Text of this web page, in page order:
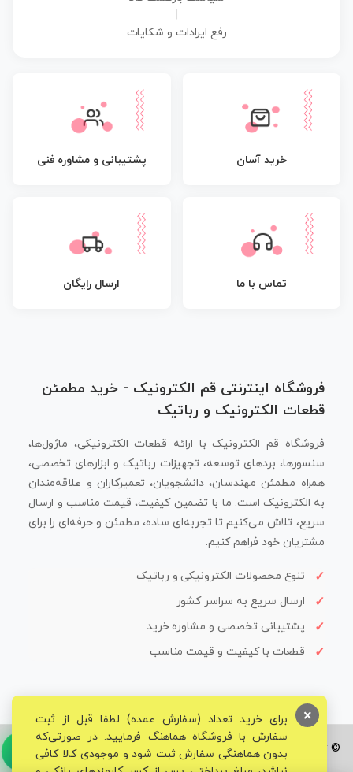
رفع ایرادات و شکایات
خرید آسان پشتیبانی و مشاوره فنی
تماس با ما ارسال رایگان
فروشگاه اینترنتی قم الکترونیک - خرید مطمئن
قطعات الکترونیک و رباتیک
فروشگاه قم الکترونیک با ارائه قطعات الکترونیکی، ماژول‌ها،
سنسورها، بردهای توسعه، تجهیزات رباتیک و ابزارهای تخصصی،
همراه مطمئن مهندسان، دانشجویان، تعمیرکاران و علاقه‌مندان
به الکترونیک است. ما با تضمین کیفیت، قیمت مناسب و ارسال
سریع، تلاش می‌کنیم تا تجربه‌ای ساده، مطمئن و حرفه‌ای را برای
مشتریان خود فراهم کنیم.
تنوع محصولات الکترونیکی و رباتیک
ارسال سریع به سراسر کشور
پشتیبانی تخصصی و مشاوره خرید
قطعات با کیفیت و قیمت مناسب
© تمامی حقوق برای فروشگاه تخصصی قم الکترونیک محفوظ می‌باشد.
برای خرید تعداد (سفارش عمده) لطفا قبل از ثبت
سفارش با فروشگاه هماهنگ فرمایید. در صورتی‌که
بدون هماهنگی سفارش ثبت شود و موجودی کالا کافی
×